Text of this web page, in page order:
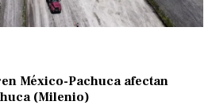
México-Pachuca afectan
(Milenio)